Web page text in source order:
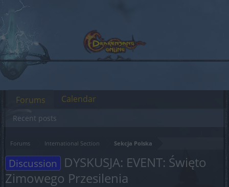
Forums International Section Sekcja Polska
Discussion
DYSKUSJA: EVENT: Święto
Zimowego Przesilenia
Forums
Recent posts
Calendar